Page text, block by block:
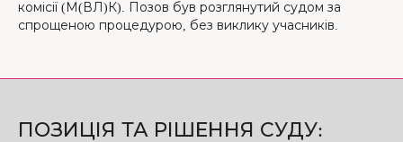
комісії (М(ВЛ)К). Позов був розглянутий судом за
спрощеною процедурою, без виклику учасників.
ПОЗИЦІЯ ТА РІШЕННЯ СУДУ: